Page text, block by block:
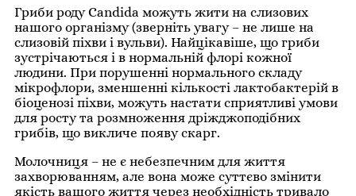
Гриби роду Candida можуть жити на слизових
нашого організму (зверніть увагу – не лише на
слизовій піхви і вульви). Найцікавіше, що гриби
зустрічаються і в нормальній флорі кожної
людини. При порушенні нормального складу
мікрофлори, зменшенні кількості лактобактерій в
біоценозі піхви, можуть настати сприятливі умови
для росту та розмноження дріжджоподібних
грибів, що викличе появу скарг.
Молочниця – не є небезпечним для життя
захворюванням, але вона може суттєво змінити
якість вашого життя через необхідність тривало